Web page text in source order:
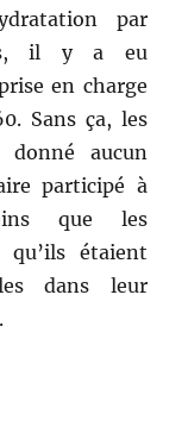
par
il y a eu
en charge
Sans ça, les
donné aucun
participé à
que les
qu’ils étaient
dans leur